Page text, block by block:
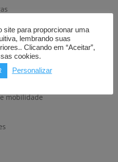
mobilidade
para proporcionar uma
lembrando suas
Clicando em “Aceitar”,
cookies.
Personalizar